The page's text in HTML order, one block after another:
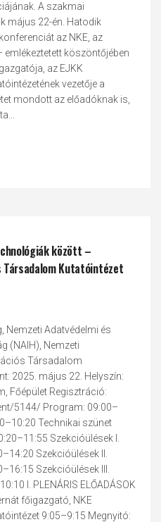
A szakmai
május 22-én. Hatodik
az NKE, az
köszöntőjében
az EJKK
vezetője a
mondott az előadóknak is,
között –
Társadalom Kutatóintézet
Nemzeti Adatvédelmi és
(NAIH), Nemzeti
Társadalom
2025. május 22. Helyszín:
Főépület Regisztráció:
5144/ Program: 09:00–
Technikai szünet
Szekcióülések I.
Szekcióülések II.
Szekcióülések III.
I. PLENÁRIS ELŐADÁSOK
főigazgató, NKE
9:05–9:15 Megnyitó: